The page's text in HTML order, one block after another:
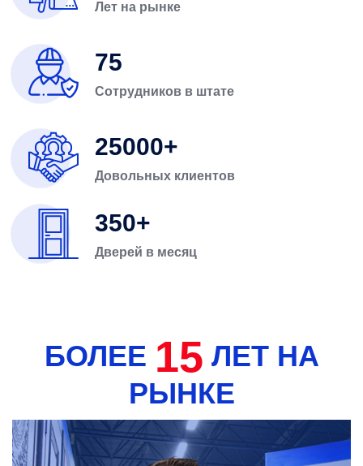
Лет на рынке
75
Сотрудников в штате
25000
Довольных клиентов
350
Дверей в месяц
БОЛЕЕ 15 ЛЕТ НА
РЫНКЕ